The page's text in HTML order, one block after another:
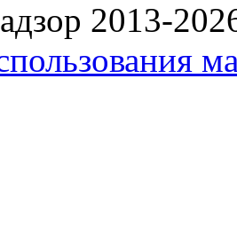
2013-